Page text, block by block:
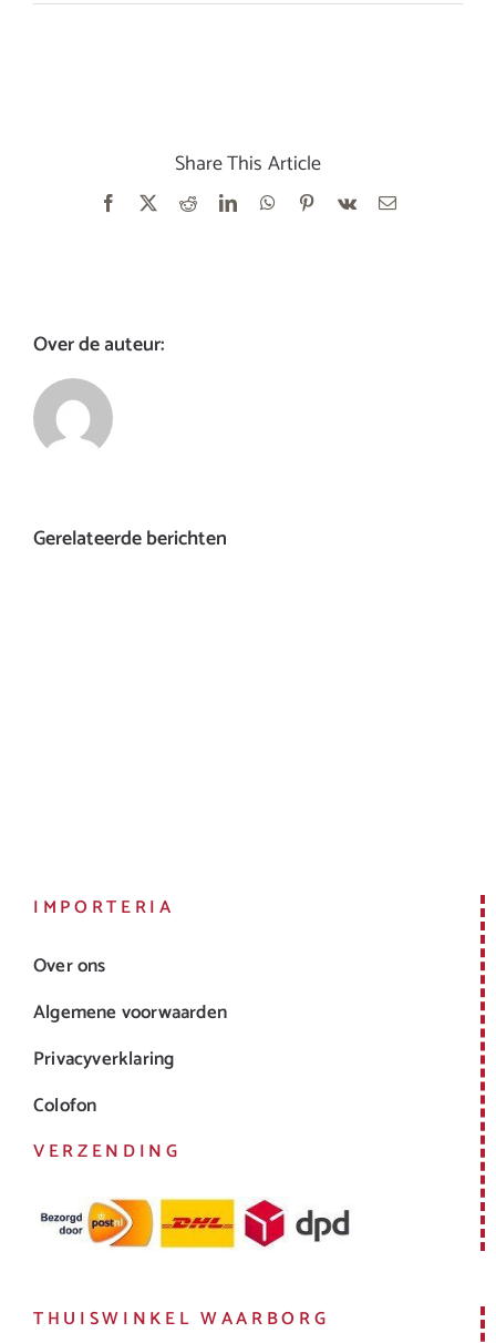
Share This Article
Facebook RedditLinkedInWhatsApp
Pinterest
Vk
E-
Over de auteur:
Gerelateerde berichten
IMPORTERIA
Over ons
Algemene voorwaarden
Privacyverklaring
Colofon
VERZENDING
THUISWINKEL WAARBORG